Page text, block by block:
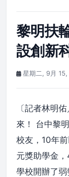
黎明扶
設創新
星期二, 9月
〔記者林明
來！ 台中黎
校友，10年
元獎助學金
學校開辦了